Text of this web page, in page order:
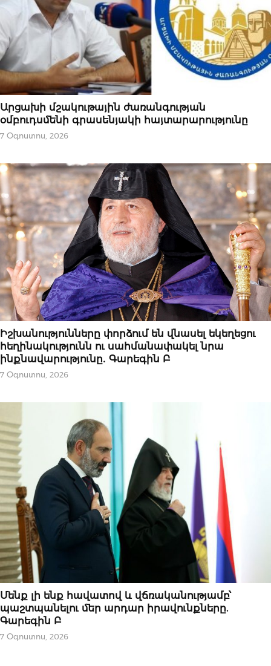
ԿԱՐԵՎՈՐԸ
Արցախի մշակութային ժառանգության
օմբուդսմենի գրասենյակի հայտարարությունը⁣
7 Օգոստոս, 2026
ԿԱՐԵՎՈՐԸ
Իշխանությունները փորձում են վնասել եկեղեցու
հեղինակությունն ու սահմանափակել նրա
ինքնավարությունը․ Գարեգին Բ
7 Օգոստոս, 2026
ԿԱՐԵՎՈՐԸ
Մենք լի ենք հավատով և վճռականությամբ՝
պաշտպանելու մեր արդար իրավունքները.
Գարեգին Բ
7 Օգոստոս, 2026